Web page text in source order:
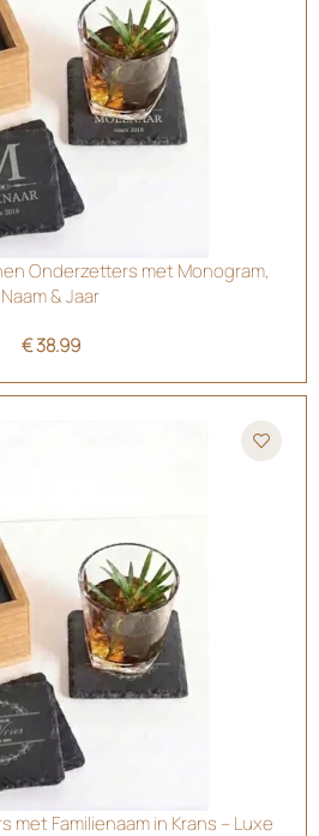
Onderzetters met Monogram,
Naam & Jaar
€38.99
Familienaam in Krans – Luxe